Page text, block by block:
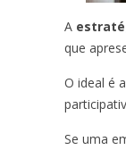
A
que
O ideal é
Se uma